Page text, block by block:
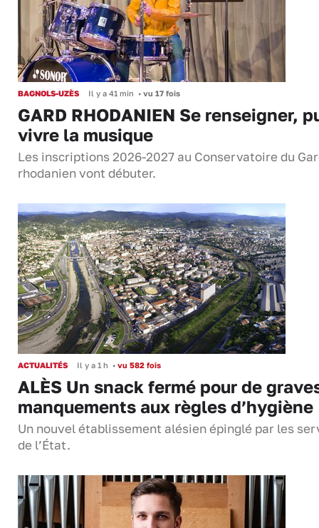
BAGNOLS-UZÈS Il y a 41 min • vu 17 fois
GARD RHODANIEN Se renseigner,
vivre la musique
Les inscriptions 2026-2027 au Conservatoire du
rhodanien vont débuter.
ACTUALITÉS Il y a 1 h • vu 582 fois
ALÈS Un snack fermé pour de
manquements aux règles d’hygiène
Un nouvel établissement alésien épinglé par les
de l’État.